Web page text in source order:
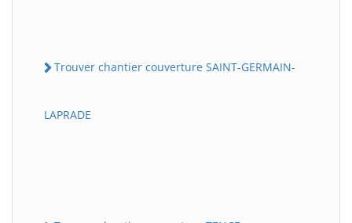
Trouver chantier couverture SAINT-GERMAIN-
LAPRADE